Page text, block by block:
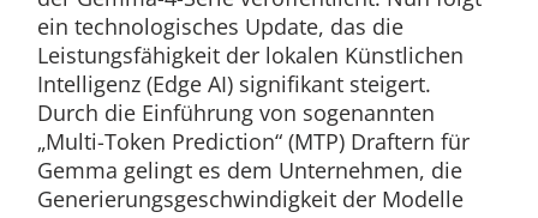
ein technologisches Update, das die
Leistungsfähigkeit der lokalen Künstlichen
Intelligenz (Edge AI) signifikant steigert.
Durch die Einführung von sogenannten
„Multi-Token Prediction“ (MTP) Draftern für
Gemma gelingt es dem Unternehmen, die
Generierungsgeschwindigkeit der Modelle